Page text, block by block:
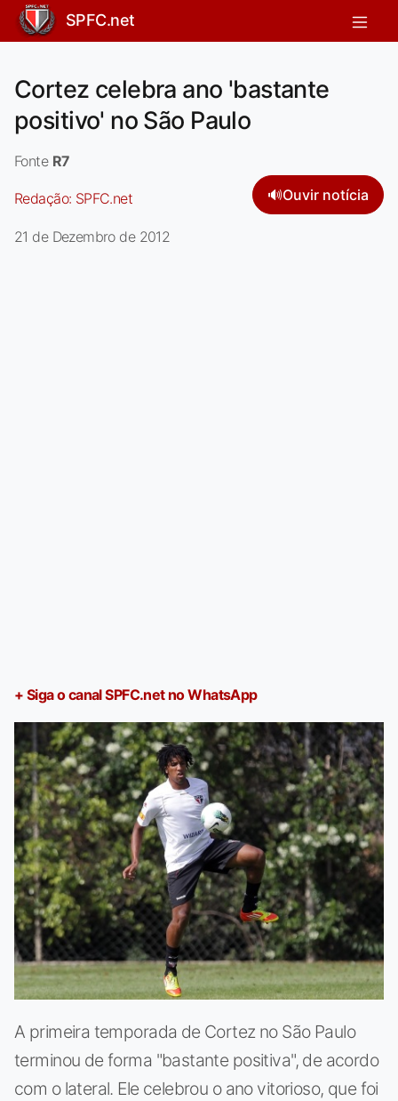
SPFC.net
Cortez celebra ano 'bastante
positivo' no São Paulo
Fonte R7
Redação: SPFC.net 🔊Ouvir notícia
21 de Dezembro de 2012
+ Siga o canal SPFC.net no WhatsApp
A primeira temporada de Cortez no São Paulo
terminou de forma "bastante positiva", de acordo
com o lateral. Ele celebrou o ano vitorioso, que foi